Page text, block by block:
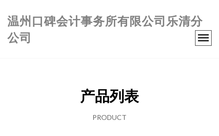
温州口碑会计事务所有限公司乐清分
公司
产品列表
PRODUCT